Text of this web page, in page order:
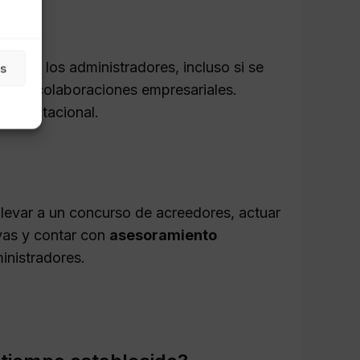
de los administradores, incluso si se
colaboraciones empresariales.
reputacional.
a un concurso de acreedores, actuar
y contar con asesoramiento